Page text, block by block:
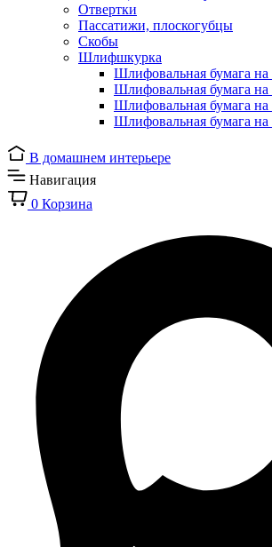
Отвертки
Пассатижи, плоскогубцы
Скобы
Шлифшкурка
Шлифовальная бумага
Шлифовальная бумага на
Шлифовальная бумага на
Шлифовальная бумага
В домашнем интерьере
Навигация
0 Корзина